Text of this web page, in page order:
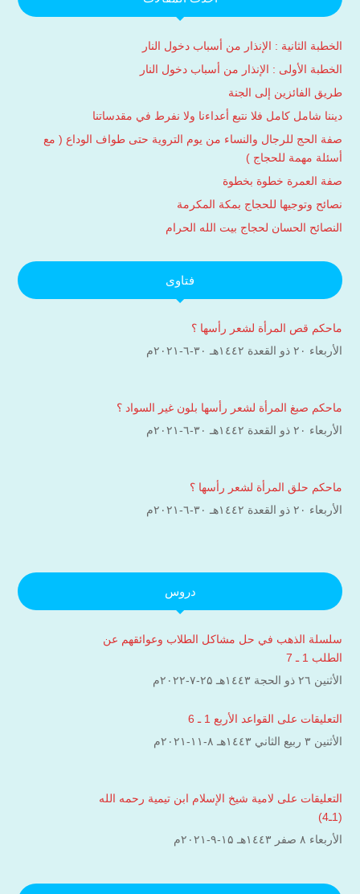
الخطبة الثانية : الإنذار من أسباب دخول النار
الخطبة الأولى : الإنذار من أسباب دخول النار
طريق الفائزين إلى الجنة
ديننا شامل كامل فلا نتبع أعداءنا ولا نفرط في مقدساتنا
صفة الحج للرجال والنساء من يوم التروية حتى طواف الوداع ( مع
أسئلة مهمة للحجاج )
صفة العمرة خطوة بخطوة
نصائح وتوجيها للحجاج بمكة المكرمة
النصائح الحسان لحجاج بيت الله الحرام
فتاوى
ماحكم قص المرأة لشعر رأسها ؟
الأربعاء ۲۰ ذو القعدة ۱٤٤۲هـ ۳۰-٦-۲۰۲۱م
ماحكم صبغ المرأة لشعر رأسها بلون غير السواد ؟
الأربعاء ۲۰ ذو القعدة ۱٤٤۲هـ ۳۰-٦-۲۰۲۱م
ماحكم حلق المرأة لشعر رأسها ؟
الأربعاء ۲۰ ذو القعدة ۱٤٤۲هـ ۳۰-٦-۲۰۲۱م
دروس
سلسلة الذهب في حل مشاكل الطلاب وعوائقهم عن
الطلب 1 ـ 7
الأثنين ۲٦ ذو الحجة ۱٤٤۳هـ ۲۵-۷-۲۰۲۲م
التعليقات على القواعد الأربع 1 ـ 6
الأثنين ۳ ربيع الثاني ۱٤٤۳هـ ۸-۱۱-۲۰۲۱م
التعليقات على لامية شيخ الإسلام ابن تيمية رحمه الله
(1ـ4)
الأربعاء ۸ صفر ۱٤٤۳هـ ۱۵-۹-۲۰۲۱م